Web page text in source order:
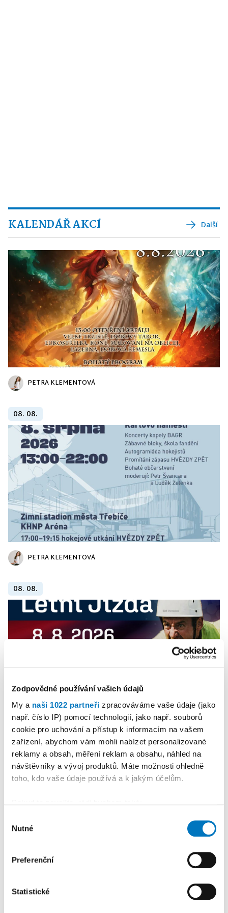
Zodpovědné používání vašich údajů
My a naši 1022 partneři zpracováváme vaše údaje (jako
např. číslo IP) pomocí technologií, jako např. souborů
cookie pro uchování a přístup k informacím na vašem
zařízení, abychom vám mohli nabízet personalizované
reklamy a obsah, měření reklam a obsahu, náhled na
návštěvníky a vývoj produktů. Máte možnosti ohledně
toho, kdo vaše údaje používá a k jakým účelům.
poloze, které mohou být přesné na několik metrů
skenování pro konkrétní charakteristiky (otisk prstu)
Zjistěte více o tom, jak zpracováváme vaše osobní
Svůj souhlas můžete kdykoliv změnit nebo odvolat v
souhlasu
Nutné
Preferenční
Statistické
KALENDÁŘ AKCÍ Další
PETRA KLEMENTOVÁ
08. 08.
PETRA KLEMENTOVÁ
08. 08.
PETRA KLEMENTOVÁ
08. 08.
PREMIUM